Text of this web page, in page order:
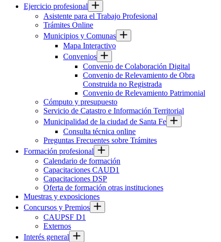
Ejercicio profesional
Asistente para el Trabajo Profesional
Trámites Online
Municipios y Comunas
Mapa Interactivo
Convenios
Convenio de Colaboración Digital
Convenio de Relevamiento de Obra
Construida no Registrada
Convenio de Relevamiento Patrimonial
Cómputo y presupuesto
Servicio de Catastro e Información Territorial
Municipalidad de la ciudad de Santa Fe
Consulta técnica online
Preguntas Frecuentes sobre Trámites
Formación profesional
Calendario de formación
Capacitaciones CAUD1
Capacitaciones DSP
Oferta de formación otras instituciones
Muestras y exposiciones
Concursos y Premios
CAUPSF D1
Externos
Interés general